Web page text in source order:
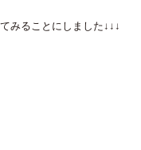
みることにしました↓↓↓